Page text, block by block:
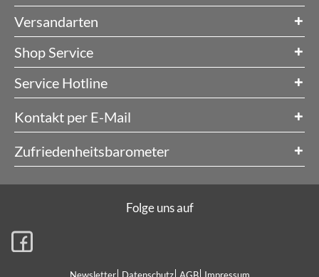
Versandarten
Shop Service
Service Hotline
Kontakt per E-Mail
Zufriedenheitsbarometer
Folge uns auf